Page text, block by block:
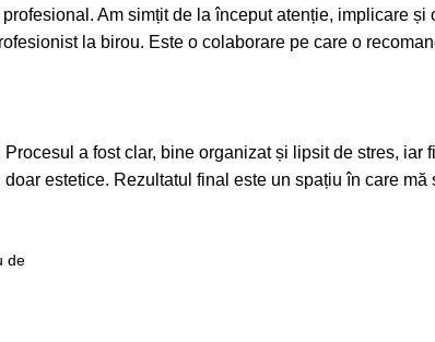
Am simțit de la început atenție, implicare
la birou. Este o colaborare pe care o
a fost clar, bine organizat și lipsit de stres, iar
estetice. Rezultatul final este un spațiu în care mă
de